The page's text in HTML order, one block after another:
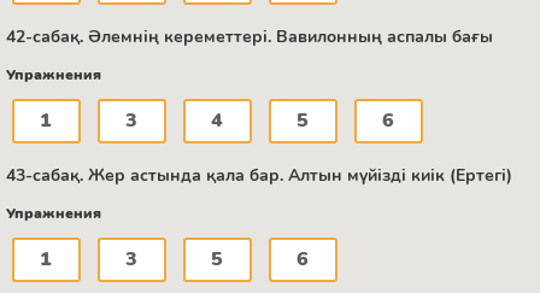
42-сабақ. Әлемнің кереметтері. Вавилонның аспалы бағы
Упражнения
1 3 4 5 6
43-сабақ. Жер астында қала бар. Алтын мүйізді киік (Ертегі)
Упражнения
1 3 5 6